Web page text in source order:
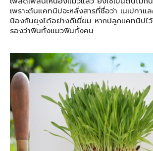
เพราะต้นแคทนิปจะหลั่งสารที่ชื่อว่า เนเปทาแ
ป้องกันยุงได้อย่างดีเยี่ยม หากปลูกแคทนิปไ
รองว่าฟินทั้งแมวฟินทั้งคน